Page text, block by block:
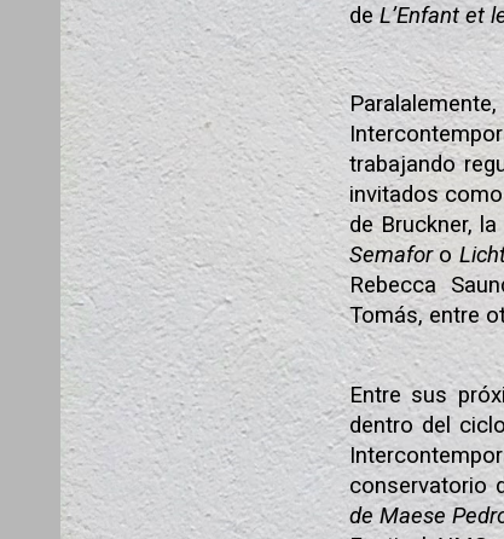
deL’Enfant et
trabajando
invitados
de Bruckner,
Semaforo
Rebecca
Tomás, entre
Entre sus
dentro del
conservatorio
de Maese